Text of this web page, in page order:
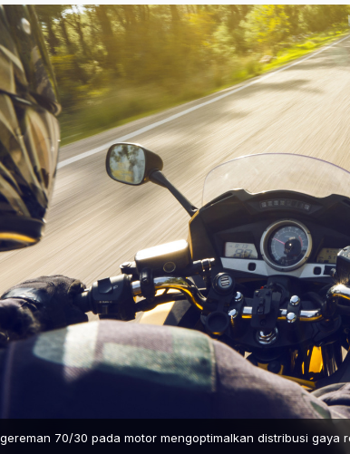
70/30 pada motor mengoptimalkan distribusi gaya